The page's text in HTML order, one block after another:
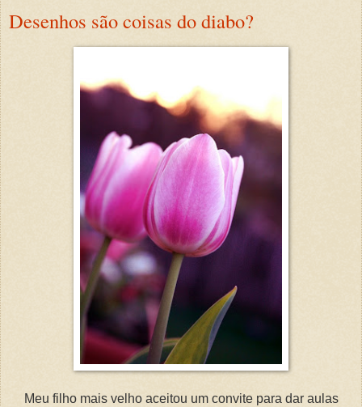
Desenhos são coisas do diabo?
Meu filho mais velho aceitou um convite para dar aulas